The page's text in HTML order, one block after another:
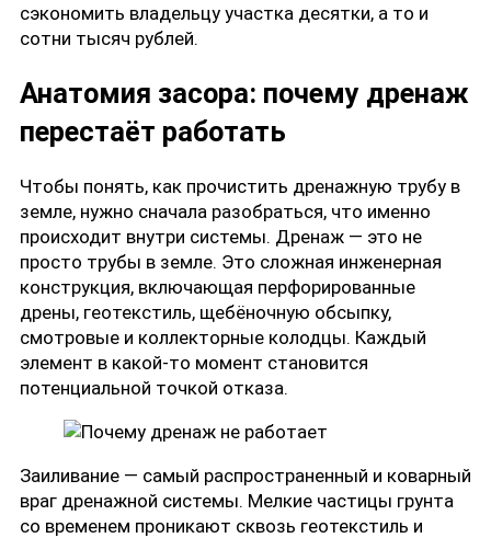
сэкономить владельцу участка десятки, а то и
сотни тысяч рублей.
Анатомия засора: почему дренаж
перестаёт работать
Чтобы понять, как прочистить дренажную трубу в
земле, нужно сначала разобраться, что именно
происходит внутри системы. Дренаж — это не
просто трубы в земле. Это сложная инженерная
конструкция, включающая перфорированные
дрены, геотекстиль, щебёночную обсыпку,
смотровые и коллекторные колодцы. Каждый
элемент в какой-то момент становится
потенциальной точкой отказа.
Заиливание — самый распространенный и коварный
враг дренажной системы. Мелкие частицы грунта
со временем проникают сквозь геотекстиль и